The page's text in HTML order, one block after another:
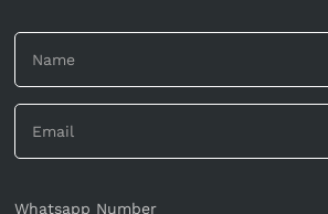
Whatsapp Number